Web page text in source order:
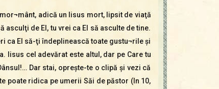
adică un Iisus mort, lipsit de viaţă
asculţi de El, tu vrei ca El să asculte de tine.
ca El să-ţi îndeplinească toate gustu¬rile şi
Iisus cel adevărat este altul, dar pe Care tu
Dar stai, opreşte-te o clipă şi vezi că
poate ridica pe umerii Săi de păstor (In 10,